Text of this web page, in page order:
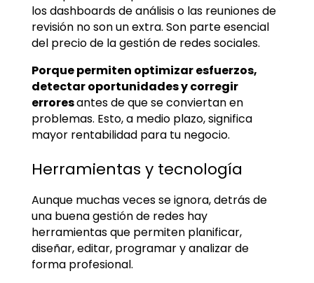
los dashboards de análisis o las reuniones de
revisión no son un extra. Son parte esencial
del precio de la gestión de redes sociales.
Porque permiten optimizar esfuerzos,
detectar oportunidades y corregir
erroresantes de que se conviertan en
problemas. Esto, a medio plazo, significa
mayor rentabilidad para tu negocio.
Herramientas y tecnología
Aunque muchas veces se ignora, detrás de
una buena gestión de redes hay
herramientas que permiten planificar,
diseñar, editar, programar y analizar de
forma profesional.